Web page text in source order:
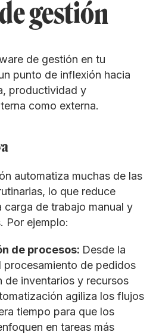
gestión
de gestión en tu
punto de inflexión hacia
productividad y
como externa.
automatiza muchas de las
lo que reduce
de trabajo manual y
Por ejemplo:
de procesos: Desde la
de pedidos
de inventarios y recursos
agiliza los flujos
tiempo para que los
en tareas más